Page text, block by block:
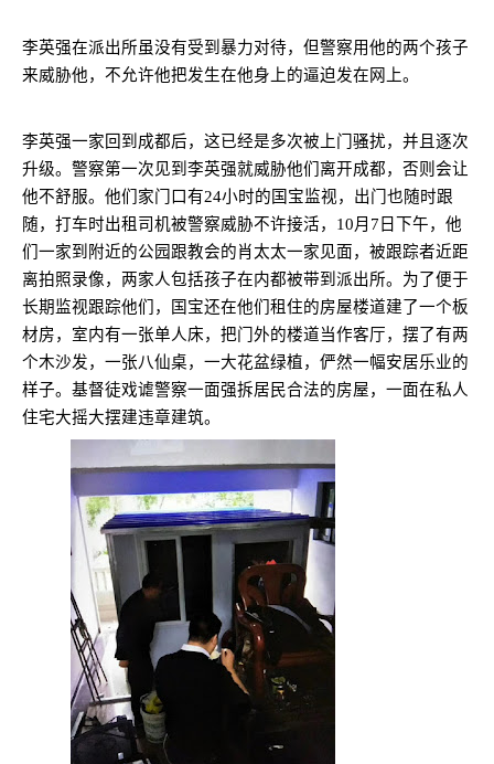
李英强在派出所虽没有受到暴力对待，但警察用他的两个孩子
来威胁他，不允许他把发生在他身上的逼迫发在网上。
李英强一家回到成都后，这已经是多次被上门骚扰，并且逐次
升级。警察第一次见到李英强就威胁他们离开成都，否则会让
他不舒服。他们家门口有24小时的国宝监视，出门也随时跟
随，打车时出租司机被警察威胁不许接活， 10月 7 日下午，他
们一家到附近的公园跟教会的肖太太一家见面，被跟踪者近距
离拍照录像，两家人包括孩子在内都被带到派出所。为了便于
长期监视跟踪他们，国宝还在他们租住的房屋楼道建了一个板
材房，室内有一张单人床，把门外的楼道当作客厅，摆了有两
个木沙发，一张八仙桌，一大花盆绿植，俨然一幅安居乐业的
样子。基督徒戏谑警察一面强拆居民合法的房屋，一面在私人
住宅大摇大摆建违章建筑。